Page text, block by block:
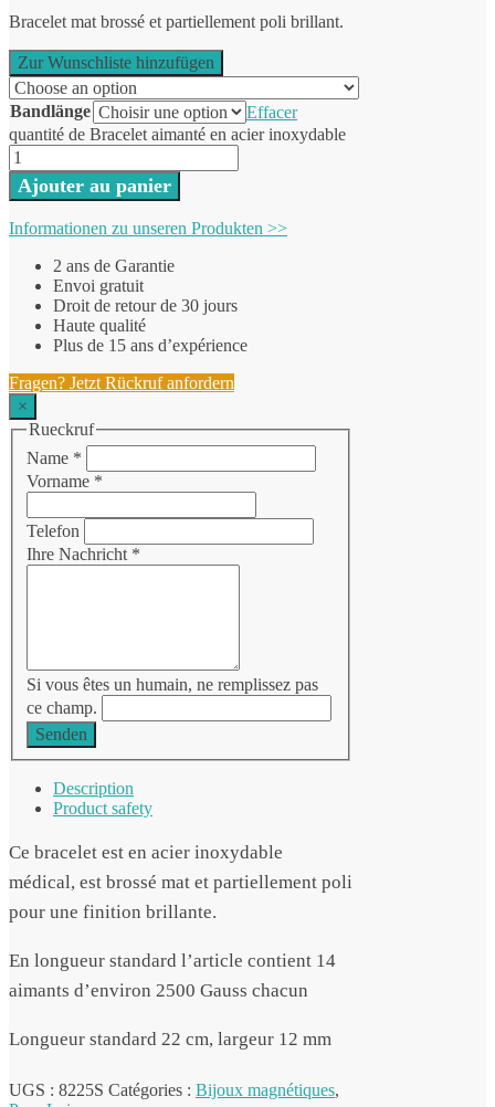
Bracelet mat brossé et partiellement poli brillant.
Zur Wunschliste hinzufügen
Bandlänge
Effacer
quantité de Bracelet aimanté en acier inoxydable
Ajouter au panier
Informationen zu unseren Produkten >>
2 ans de Garantie
Envoi gratuit
Droit de retour de 30 jours
Haute qualité
Plus de 15 ans d’expérience
Fragen? Jetzt Rückruf anfordern
×
Rueckruf
Name *
Vorname *
Telefon
Ihre Nachricht *
Si vous êtes un humain, ne remplissez pas
ce champ.
Senden
Description
Product safety
Ce bracelet est en acier inoxydable
médical, est brossé mat et partiellement poli
pour une finition brillante.
En longueur standard l’article contient 14
aimants d’environ 2500 Gauss chacun
Longueur standard 22 cm, largeur 12 mm
UGS : 8225S Catégories : Bijoux magnétiques,